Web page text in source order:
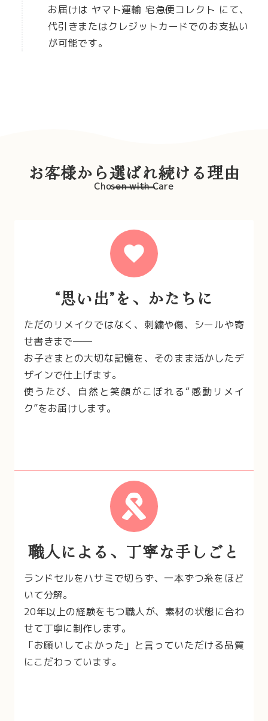
お届けは ヤマト運輸 宅急便コレクト にて、
代引きまたはクレジットカードでのお支払い
が可能です。
お客様から選ばれ続ける理由
Chosen with Care
“思い出”を、かたちに
ただのリメイクではなく、刺繍や傷、シールや寄
せ書きまで――
お子さまとの大切な記憶を、そのまま活かしたデ
ザインで仕上げます。
使うたび、自然と笑顔がこぼれる“感動リメイ
ク”をお届けします。
職人による、丁寧な手しごと
ランドセルをハサミで切らず、一本ずつ糸をほど
いて分解。
20年以上の経験をもつ職人が、素材の状態に合わ
せて丁寧に制作します。
「お願いしてよかった」と言っていただける品質
にこだわっています。